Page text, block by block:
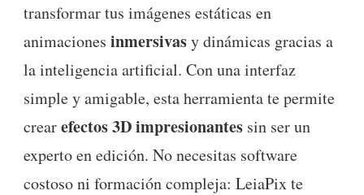
transformar tus imágenes estáticas en
animaciones inmersivasy dinámicas gracias a
la inteligencia artificial. Con una interfaz
simple y amigable, esta herramienta te permite
crearefectos 3D impresionantes sin ser un
experto en edición. No necesitas software
costoso ni formación compleja: LeiaPix te